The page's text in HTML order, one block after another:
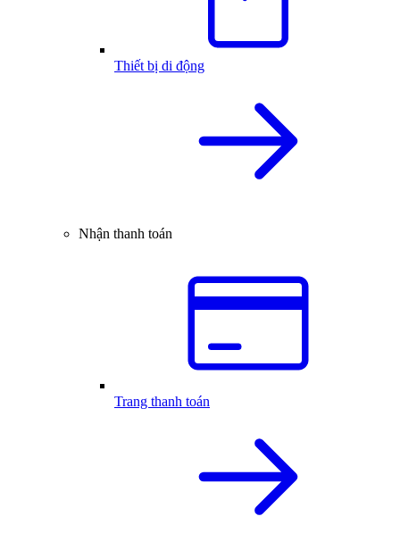
Thiết bị di động
Nhận thanh toán
Trang thanh toán